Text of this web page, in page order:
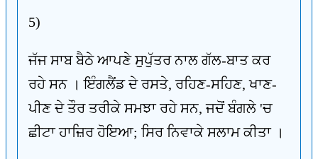
5)
ਜੱਜ ਸਾਬ ਬੈਠੇ ਆਪਣੇ ਸੁਪੁੱਤਰ ਨਾਲ ਗੱਲ-ਬਾਤ ਕਰ
ਰਹੇ ਸਨ । ਇੰਗਲੈਂਡ ਦੇ ਰਸਤੇ, ਰਹਿਣ-ਸਹਿਣ, ਖਾਣ-
ਪੀਣ ਦੇ ਤੌਰ ਤਰੀਕੇ ਸਮਝਾ ਰਹੇ ਸਨ, ਜਦੋਂ ਬੰਗਲੇ 'ਚ
ਛੀਟਾ ਹਾਜ਼ਿਰ ਹੋਇਆ; ਸਿਰ ਨਿਵਾਕੇ ਸਲਾਮ ਕੀਤਾ ।